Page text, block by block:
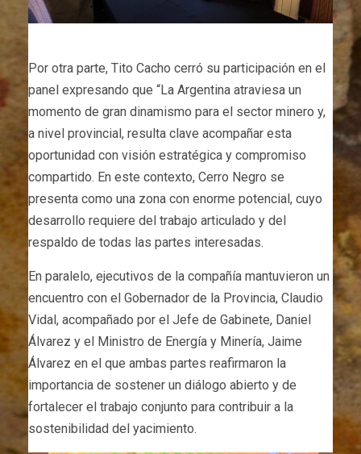
Por otra parte, Tito Cacho cerró su participación en el
panel expresando que “La Argentina atraviesa un
momento de gran dinamismo para el sector minero y,
a nivel provincial, resulta clave acompañar esta
oportunidad con visión estratégica y compromiso
compartido. En este contexto, Cerro Negro se
presenta como una zona con enorme potencial, cuyo
desarrollo requiere del trabajo articulado y del
respaldo de todas las partes interesadas.
En paralelo, ejecutivos de la compañía mantuvieron un
encuentro con el Gobernador de la Provincia, Claudio
Vidal, acompañado por el Jefe de Gabinete, Daniel
Álvarez y el Ministro de Energía y Minería, Jaime
Álvarez en el que ambas partes reafirmaron la
importancia de sostener un diálogo abierto y de
fortalecer el trabajo conjunto para contribuir a la
sostenibilidad del yacimiento.